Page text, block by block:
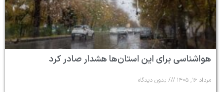
هواشناسی برای این استان‌ها هشدار صادر کرد
مرداد ۱۶, ۱۴۰۵ بدون دیدگاه